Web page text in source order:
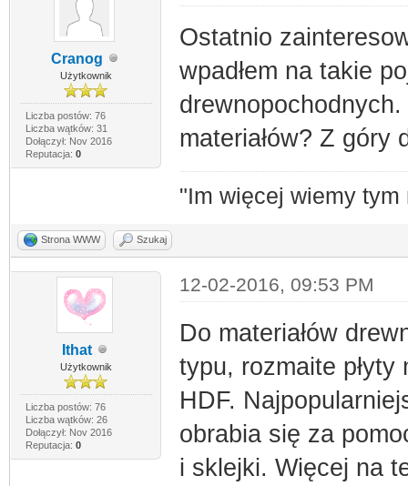
Cranog
Użytkownik
Liczba postów: 76
Liczba wątków: 31
Dołączył: Nov 2016
Reputacja: 0
Ostatnio
wpadłem na takie
drewnopochodnych.
materiałów? Z góry
"Im więcej wiemy tym
Strona WWW Szukaj
Ithat
Użytkownik
Liczba postów: 76
Liczba wątków: 26
Dołączył: Nov 2016
Reputacja: 0
12-02-2016, 09:53 PM
Do materiałów
typu, rozmaite płyty
HDF.
obrabia się za
i sklejki. Więcej na